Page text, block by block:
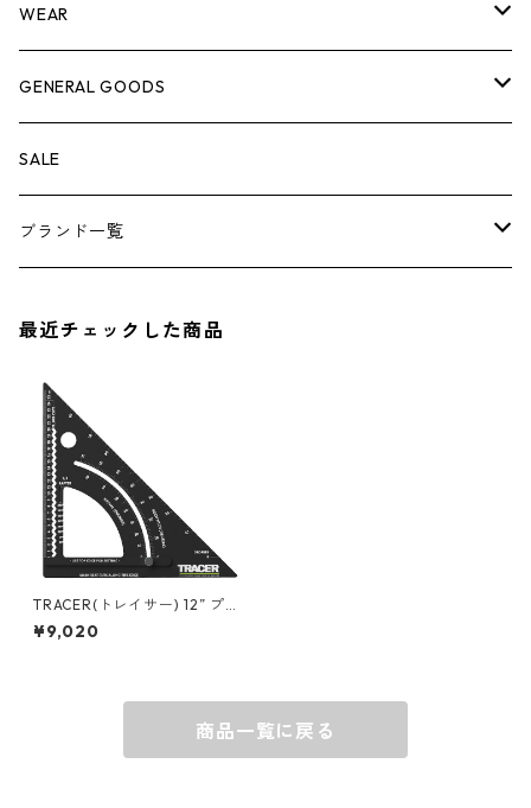
脚立
ケミカル
その他
キャビネット・ツールハンガー
冬季用品
その他
ストレージボックス
クーラーボックス
ナイフ
車内グッズ
車外グッズ
芳香剤
WEAR
トップス
ボトムス
アンダーウェア
グローブ
グラス
GENERAL GOODS
ウォレット
エアーフレッシュナー
SALE
ブランド一覧
BEHRENS
BELL
最近チェックした商品
TRACER(トレイサー) 12” プロ
スクエア 現場用三角定規 さし
がね APS12
¥9,020
商品一覧に戻る